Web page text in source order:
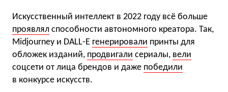
Искусственный интеллект в 2022 году всё больше
проявлял способности автономного креатора. Так,
Midjourney и DALL-E генерировали принты для
обложек изданий, продвигали сериалы, вели
соцсети от лица брендов и даже победили
в конкурсе искусств.